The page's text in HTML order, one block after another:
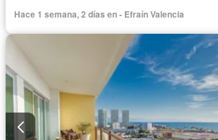
Estacionamiento
Gimnasio Jacuzzi
Azotea Seguridad
Vista panorámica
Wifi Sin amueblar
Hace 1 semana, 2 días en - Efraín Valencia